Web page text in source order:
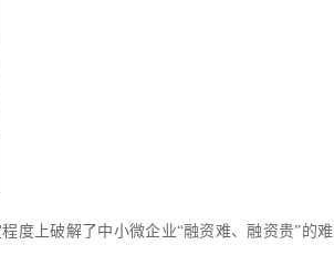
上破解了中小微企业“融资难、融资贵”的难